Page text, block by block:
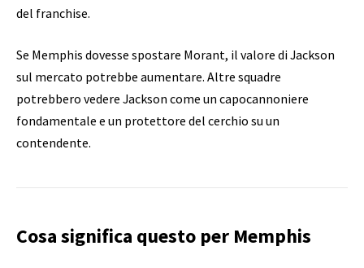
del franchise.
Se Memphis dovesse spostare Morant, il valore di Jackson
sul mercato potrebbe aumentare. Altre squadre
potrebbero vedere Jackson come un capocannoniere
fondamentale e un protettore del cerchio su un
contendente.
Cosa significa questo per Memphis